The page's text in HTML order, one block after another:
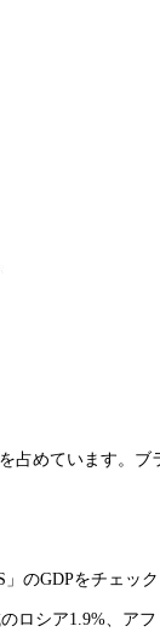
占めています。
のGDPをチェッ
ロシア1.9%、ア